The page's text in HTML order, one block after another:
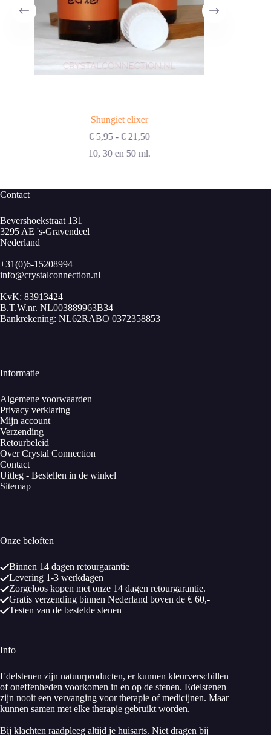
Shungiet elixer
€5,95 - €21,50Prijsklasse:
tot
10, 30 en 50 ml.
Contact
Bevershoekstraat 131
3295 AE 's-Gravendeel
Nederland
+31(0)6-15208994
info@crystalconnection.nl
KvK: 83913424
B.T.W.nr. NL003889963B34
Bankrekening: NL62RABO 0372358853
Informatie
Algemene voorwaarden
Privacy verklaring
Mijn account
Verzending
Retourbeleid
Over Crystal Connection
Contact
Uitleg - Bestellen in de winkel
Sitemap
Onze beloften
Binnen 14 dagen retourgarantie
Levering 1-3 werkdagen
Zorgeloos kopen met onze 14 dagen retourgarantie.
Gratis verzending binnen Nederland boven de € 60,-
Testen van de bestelde stenen
Info
Edelstenen zijn natuurproducten, er kunnen kleurverschillen
of oneffenheden voorkomen in en op de stenen. Edelstenen
zijn nooit een vervanging voor therapie of medicijnen. Maar
kunnen samen met elke therapie gebruikt worden.
Bij klachten raadpleeg altijd je huisarts. Niet dragen bij